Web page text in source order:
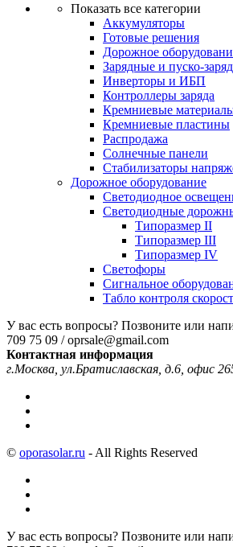
Показать все категории
Аккумуляторы
Готовые решения
Дорожное
Зарядные и пуско-
Инверторы и ИБП
Контроллеры заряда
Кремниевые
Кремниевые пластины
Распродажа
Солнечные панели
Стабилизаторы
Дорожное оборудование
Светодиодное
Светодиодные
Типоразмер II
Типоразмер III
Типоразмер IV
Светофоры
Сигнальное
Табло контроля
У вас есть вопросы? Позвоните или
709 75 09 / oprsale@gmail.com
Контактная информация
г.Москва, ул.Братиславская, д.6, офис
© oporasolar.ru - All Rights Reserved
У вас есть вопросы? Позвоните или